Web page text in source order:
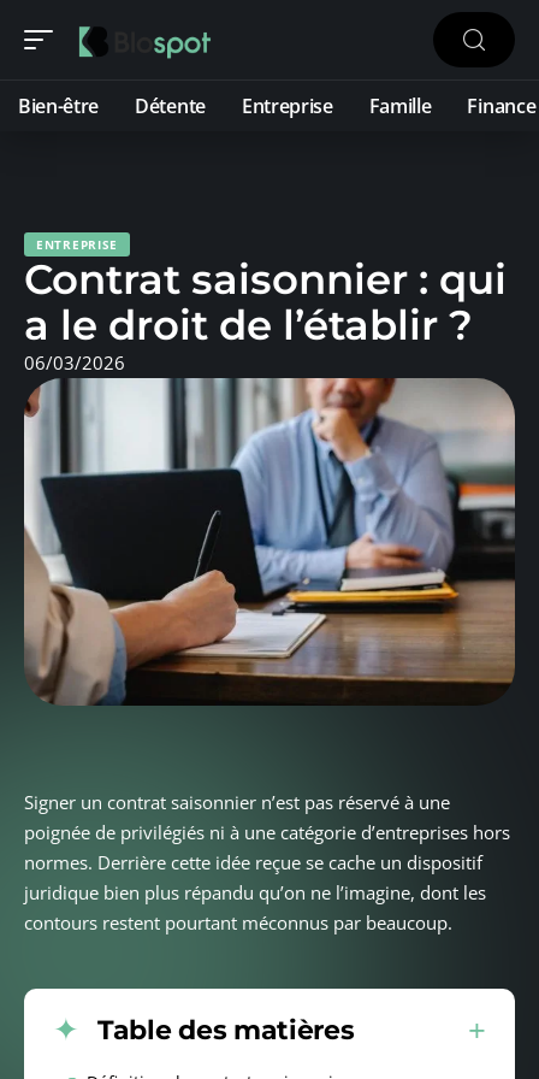
Bien-être Détente Entreprise Famille Finance
ENTREPRISE
Contrat saisonnier : qui
a le droit de l’établir ?
06/03/2026
Signer un contrat saisonnier n’est pas réservé à une
poignée de privilégiés ni à une catégorie d’entreprises hors
normes. Derrière cette idée reçue se cache un dispositif
juridique bien plus répandu qu’on ne l’imagine, dont les
contours restent pourtant méconnus par beaucoup.
Table des matières